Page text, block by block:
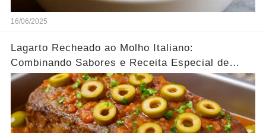
16/06/2025
Lagarto Recheado ao Molho Italiano:
Combinando Sabores e Receita Especial de
família